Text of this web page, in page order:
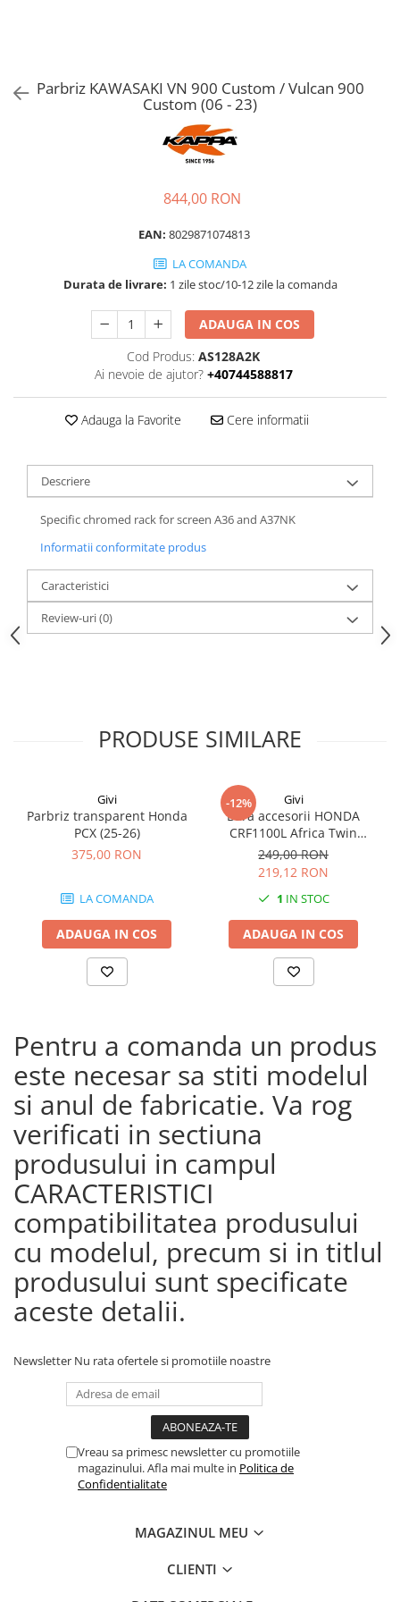
Parbriz KAWASAKI VN 900 Custom / Vulcan 900
Custom (06 - 23)
844,00 RON
EAN: 8029871074813
LA COMANDA
Durata de livrare: 1 zile stoc/10-12 zile la comanda
ADAUGA IN COS
Cod Produs: AS128A2K
Ai nevoie de ajutor? +40744588817
Adauga la Favorite Cere informatii
Descriere
Specific chromed rack for screen A36 and A37NK
Informatii conformitate produs
Caracteristici
Review-uri(0)
PRODUSE SIMILARE
Givi
Parbriz transparent Honda
PCX (25-26)
375,00 RON
LA COMANDA
ADAUGA IN COS
-12% Givi
Bara accesorii HONDA
CRF1100L Africa Twin
Adventure Sports (20 - 23)
CRF1100L Africa Twin
Adventure Sports (24)
CRF1100L AFRICA TWIN (24)
CRF1100L Africa Twin (20 -
23)
249,00 RON
219,12 RON
1 IN STOC
ADAUGA IN COS
Pentru a comanda un produs
este necesar sa stiti modelul
si anul de fabricatie. Va rog
verificati in sectiuna
produsului in campul
CARACTERISTICI
compatibilitatea produsului
cu modelul, precum si in titlul
produsului sunt specificate
aceste detalii.
Newsletter Nu rata ofertele si promotiile noastre
Vreau sa primesc newsletter cu promotiile
magazinului. Afla mai multe in Politica de
Confidentialitate
MAGAZINUL MEU
CLIENTI